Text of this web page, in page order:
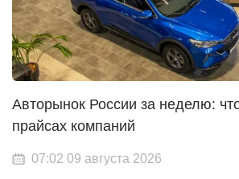
Авторынок России за неделю:
прайсах компаний
07:02 09 августа 2026